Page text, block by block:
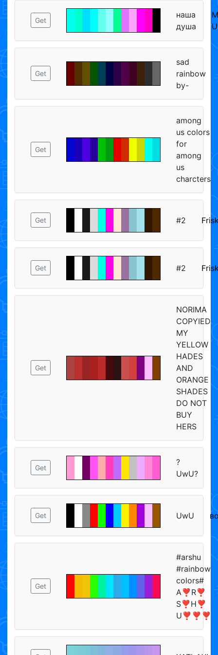
Get
наша
душа
Get
sad
rainbow
by-
Get
among
us colors
for
among
us
charcters
Get #2
Get #2
Get
NORIMA
COPYIED
MY
YELLOW
HADES
AND
ORANGE
SHADES
DO NOT
BUY
HERS
Get
?
UwU?
Get UwU
Get
#arshu
#rainbow
colors#
A❣R❣
S❣H❣
U❣❣❣